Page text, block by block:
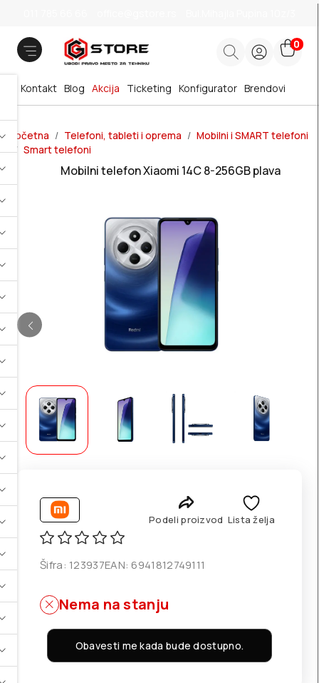
0
Brendovi
Blog Akcija
Kontakt Ticketing Konfigurator
Početna Telefoni, tableti i oprema
Mobilni i SMART telefoni
Smart telefoni
Mobilni telefon Xiaomi 14C 8-256GB plava
Podeli proizvod Lista želja
Šifra: 123937EAN: 6941812749111
Nema na stanju
Obavesti me kada bude dostupno.